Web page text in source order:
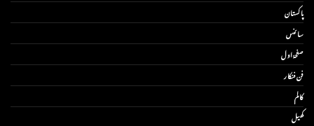
پاکستان
سائنس
صفحۂ اول
فن فنکار
کالم
کھیل